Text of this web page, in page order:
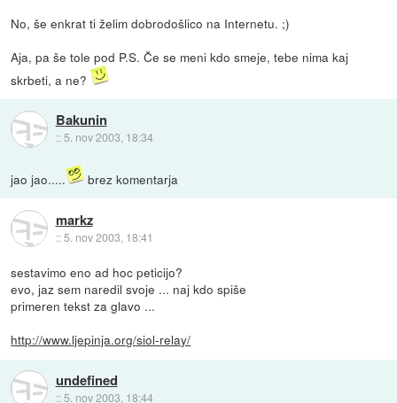
No, še enkrat ti želim dobrodošlico na Internetu. ;)
Aja, pa še tole pod P.S. Če se meni kdo smeje, tebe nima kaj
skrbeti, a ne?
Bakunin
:: 5. nov 2003, 18:34
jao jao..... brez komentarja
markz
::5. nov 2003, 18:41
sestavimo eno ad hoc peticijo?
evo, jaz sem naredil svoje ... naj kdo spiše
primeren tekst za glavo ...
http://www.ljepinja.org/siol-relay/
undefined
:: 5. nov 2003, 18:44